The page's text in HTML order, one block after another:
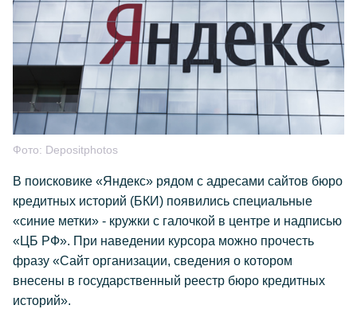
Фото: Depositphotos
В поисковике «Яндекс» рядом с адресами сайтов бюро
кредитных историй (БКИ) появились специальные
«синие метки» - кружки с галочкой в центре и надписью
«ЦБ РФ». При наведении курсора можно прочесть
фразу «Сайт организации, сведения о котором
внесены в государственный реестр бюро кредитных
историй».